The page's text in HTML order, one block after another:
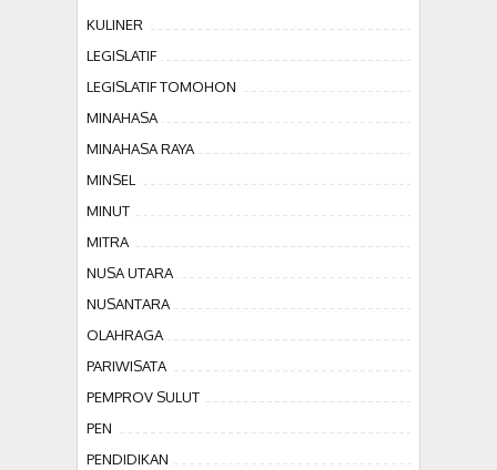
KULINER
LEGISLATIF
LEGISLATIF TOMOHON
MINAHASA
MINAHASA RAYA
MINSEL
MINUT
MITRA
NUSA UTARA
NUSANTARA
OLAHRAGA
PARIWISATA
PEMPROV SULUT
PEN
PENDIDIKAN